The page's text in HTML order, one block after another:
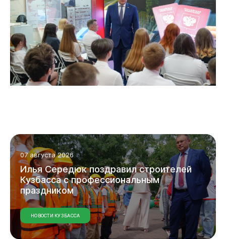
07 августа 2026
Илья Середюк поздравил строителей
Кузбасса с профессиональным
праздником
НОВОСТИ КУЗБАССА